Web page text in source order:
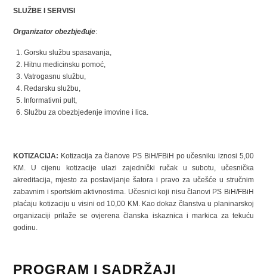
SLUŽBE I SERVISI
Organizator obezbjeđuje:
Gorsku službu spasavanja,
Hitnu medicinsku pomoć,
Vatrogasnu službu,
Redarsku službu,
Informativni pult,
Službu za obezbjeđenje imovine i lica.
KOTIZACIJA: Kotizacija za članove PS BiH/FBiH po učesniku iznosi 5,00
KM. U cijenu kotizacije ulazi zajednički ručak u subotu, učesnička
akreditacija, mjesto za postavljanje šatora i pravo za učešće u stručnim
zabavnim i sportskim aktivnostima. Učesnici koji nisu članovi PS BiH/FBiH
plaćaju kotizaciju u visini od 10,00 KM. Kao dokaz članstva u planinarskoj
organizaciji prilaže se ovjerena članska iskaznica i markica za tekuću
godinu.
PROGRAM I SADRŽAJI